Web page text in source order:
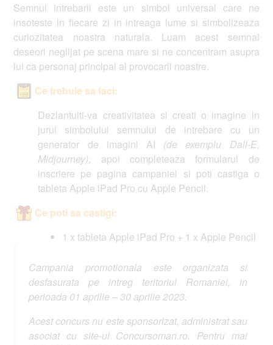
Semnul intrebarii este un simbol universal care ne
insoteste in fiecare zi in intreaga lume si simbolizeaza
curiozitatea noastra naturala. Luam acest semnal
deseori neglijat pe scena mare si ne concentram asupra
lui ca personaj principal al provocarii noastre.
Ce trebuie sa faci:
Dezlantuiti-va creativitatea si creati o imagine in
jurul simbolului semnului de intrebare cu un
generator de imagini AI(de exemplu Dall-E,
Midjourney), apoi completeaza formularul de
inscriere pe pagina campaniei si poti castiga o
tableta Apple iPad Pro cu Apple Pencil.
Ce poti sa castigi:
1 x tableta Apple iPad Pro + 1 x Apple Pencil
Campania promotionala este organizata si
desfasurata pe intreg teritoriul Romaniei, in
perioada 01 aprilie – 30 aprilie 2023.
Acest concurs nu este sponsorizat, administrat sau
asociat cu site-ul Concursoman.ro. Pentru mai